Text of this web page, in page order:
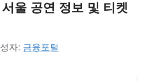
울 공연 정보 및 티켓
자: 금융포털